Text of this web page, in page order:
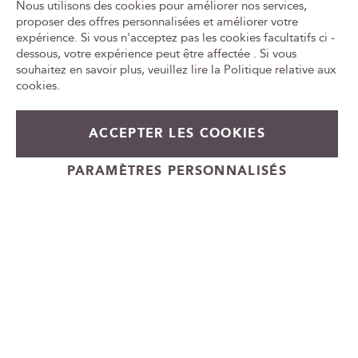
+
-
Ajouter au panier
e
n
e
w
s
e
e
CONSOMMER AVEC MODÉRATION
Cadeauvin.fr - © Copyright 2024 - Tous droits réservés
Nous utilisons des cookies pour améliorer nos services,
proposer des offres personnalisées et améliorer votre
expérience. Si vous n'acceptez pas les cookies facultatifs ci -
dessous, votre expérience peut être affectée . Si vous
souhaitez en savoir plus, veuillez lire la Politique relative aux
cookies.
ACCEPTER LES COOKIES
PARAMÈTRES PERSONNALISÉS